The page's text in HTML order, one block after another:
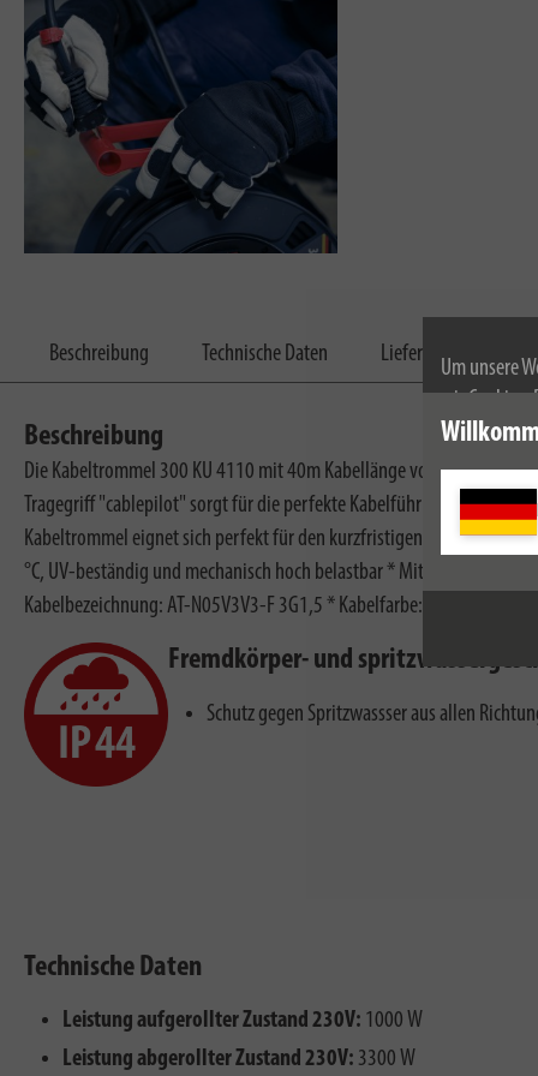
Um unsere
wir Cookies.
Weitere
Beschreibung Technische Daten Lieferumfang
Beschreibung
Die Kabeltrommel 300 KU 4110 mit 40m Kabellänge von
Tragegriff "cablepilot" sorgt für die perfekte Kabelführung. Er
Kabeltrommel eignet sich perfekt für den kurzfristigen Einsatz im
°C, UV-beständig und mechanisch hoch belastbar * Mit
Kabelbezeichnung: AT-N05V3V3-F 3G1,5 * Kabelfarbe: rot *
Fremdkörper- und
Schutz gegen Spritzwassser aus allen
Technische Daten
Leistung aufgerollter Zustand 230V: 1000 W
Leistung abgerollter Zustand 230V: 3300 W